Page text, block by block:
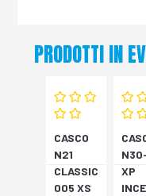
PRODOTTI IN
CASCO
N21
CLASSIC
005 XS
XP